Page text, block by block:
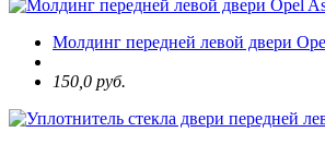
Молдинг передней левой двери
150,0 руб.